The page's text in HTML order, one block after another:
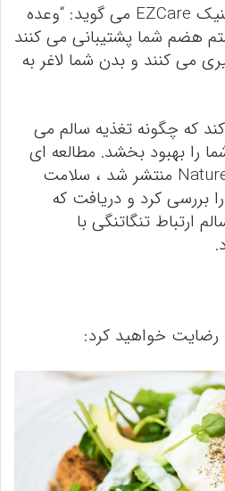
شانون هنری ، RD با کلینیک EZCare می گوید: “وعده
هضم شما پشتیبانی می کنند
می کنند و بدن شما لاغر به
که چگونه تغذیه سالم می
را بهبود بخشد. مطالعه ای
که توسط Nature Metabolism منتشر شد ، سلامت
را بررسی کرد و دریافت که
ارتباط تنگاتنگی با